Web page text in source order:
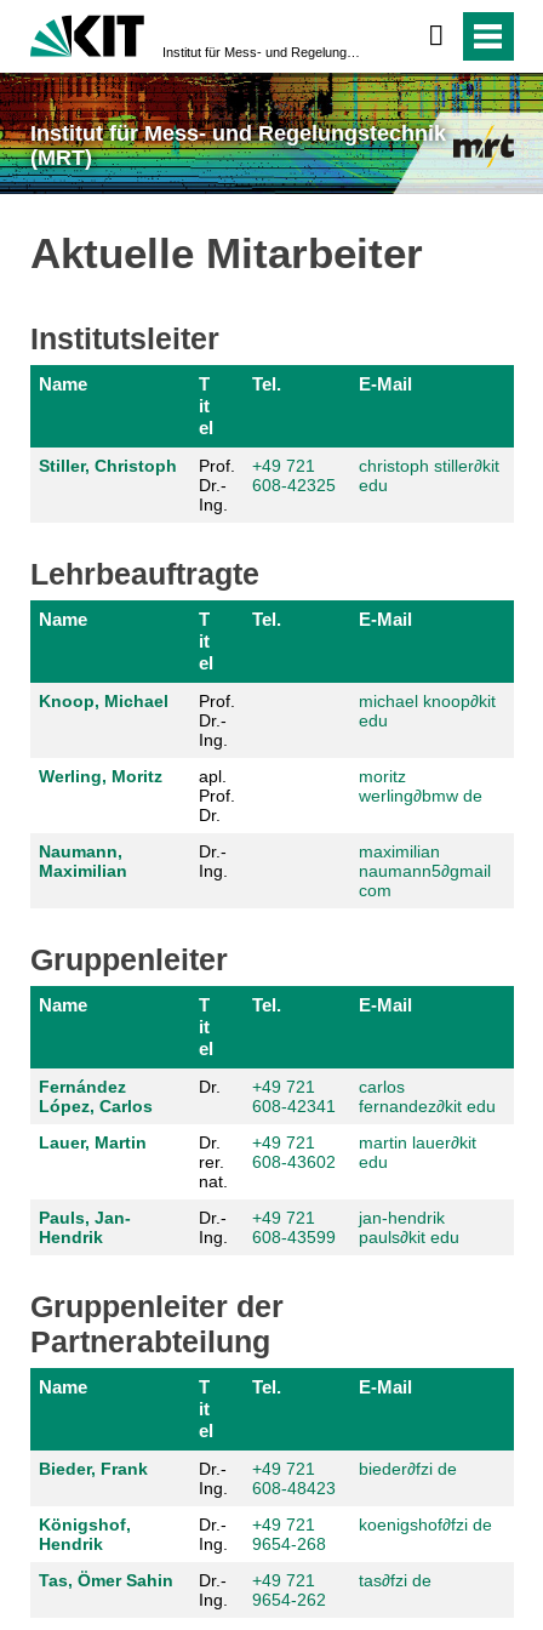
Institut für Mess- und Regelungstechnik
(MRT)
Aktuelle Mitarbeiter
Institutsleiter
Name
T
it
el
Tel. E-Mail
Stiller, Christoph
Prof.
Dr.-
Ing.
+49 721
608-42325
christoph stiller∂kit
edu
Lehrbeauftragte
Name
T
it
el
Tel. E-Mail
Knoop, Michael
Prof.
Dr.-
Ing.
michael knoop∂kit
edu
Werling, Moritz
apl.
Prof.
Dr.
moritz
werling∂bmw de
Naumann,
Maximilian
Dr.-
Ing.
maximilian
naumann5∂gmail
com
Gruppenleiter
Name
T
it
el
Tel. E-Mail
Fernández
López, Carlos
Dr.
+49 721
608-42341
carlos
fernandez∂kit edu
Lauer, Martin
Dr.
rer.
nat.
+49 721
608-43602
martin lauer∂kit
edu
Pauls, Jan-
Hendrik
Dr.-
Ing.
+49 721
608-43599
jan-hendrik
pauls∂kit edu
Gruppenleiter der
Partnerabteilung
Name
T
it
el
Tel. E-Mail
Bieder, Frank
Dr.-
Ing.
+49 721
608-48423
bieder∂fzi de
Königshof,
Hendrik
Dr.-
Ing.
+49 721
9654-268
koenigshof∂fzi de
Tas, Ömer Sahin
Dr.-
Ing.
+49 721
9654-262
tas∂fzi de